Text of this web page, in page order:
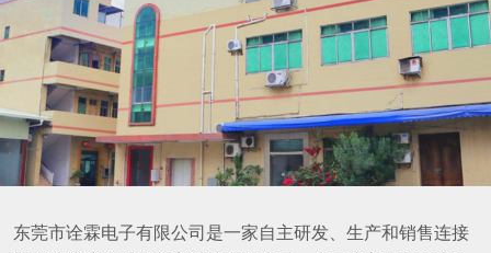
东莞市诠霖电子有限公司是一家自主研发、生产和销售连接